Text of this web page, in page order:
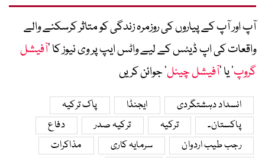
آپ اور آپ کے پیاروں کی روزمرہ زندگی کو متاثر کرسکنے والے
واقعات کی اپ ڈیٹس کے لیے واٹس ایپ پر وی نیوز کا ’آفیشل
گروپ‘ یا ’آفیشل چینل‘ جوائن کریں
انسداد دہشتگردی ایجنڈا
پاک ترکیہ
پاکستان۔
ترکیہ ترکیہ صدر
دفاع
رجب طیب اردوان
سرمایہ کاری
مذاکرات